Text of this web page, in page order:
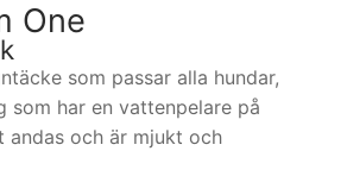
One
som passar alla hundar,
har en vattenpelare på
andas och är mjukt och